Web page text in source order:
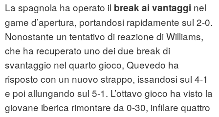
La spagnola ha operato il break ai vantaggi nel
game d’apertura, portandosi rapidamente sul 2-0.
Nonostante un tentativo di reazione di Williams,
che ha recuperato uno dei due break di
svantaggio nel quarto gioco, Quevedo ha
risposto con un nuovo strappo, issandosi sul 4-1
e poi allungando sul 5-1. L’ottavo gioco ha visto la
giovane iberica rimontare da 0-30, infilare quattro